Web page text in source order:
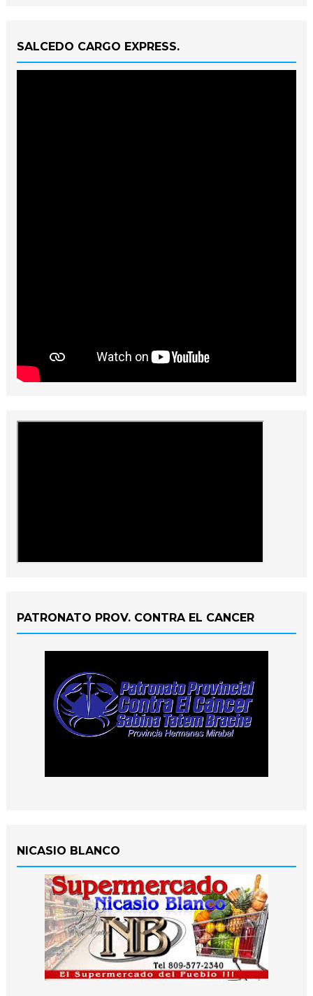
SALCEDO CARGO EXPRESS.
PATRONATO PROV. CONTRA EL CANCER
NICASIO BLANCO